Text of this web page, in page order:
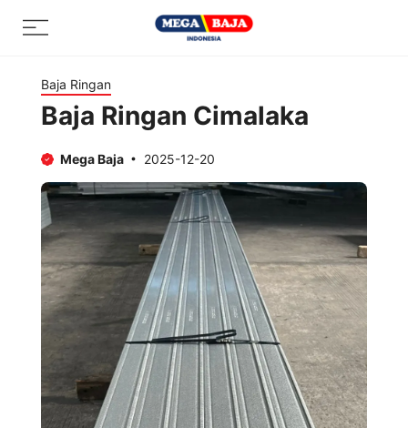
Menu
Baja Ringan
Baja Ringan Cimalaka
Mega Baja 2025-12-20